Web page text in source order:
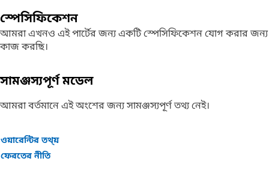
স্পেসিফিকেশন
আমরা এখনও এই পার্টের জন্য একটি স্পেসিফিকেশন যোগ করার জন্য
কাজ করছি।
সামঞ্জস্যপূর্ণ মডেল
আমরা বর্তমানে এই অংশের জন্য সামঞ্জস্যপূর্ণ তথ্য নেই।
ওয়ারেন্টির তথ্য়
ফেরতের নীতি